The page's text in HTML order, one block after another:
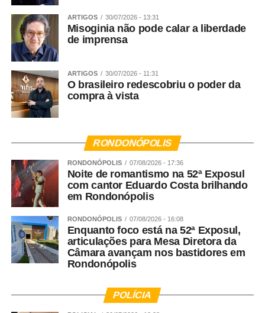
WhatsApp
Facebook
Twitter
Messenger
LinkedIn
Share
ARTIGOS 30/07/2026 - 13:31
Misoginia não pode calar a liberdade
de imprensa
ARTIGOS 30/07/2026 - 11:31
O brasileiro redescobriu o poder da
compra à vista
RONDONÓPOLIS
RONDONÓPOLIS 07/08/2026 - 17:36
Noite de romantismo na 52ª Exposul
com cantor Eduardo Costa brilhando
em Rondonópolis
RONDONÓPOLIS 07/08/2026 - 16:08
Enquanto foco está na 52ª Exposul,
articulações para Mesa Diretora da
Câmara avançam nos bastidores em
Rondonópolis
POLÍCIA